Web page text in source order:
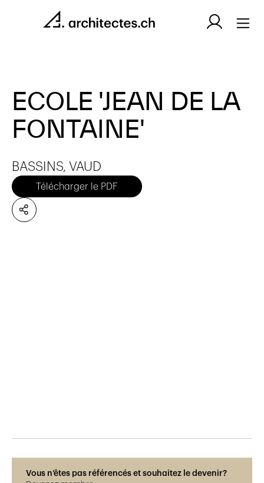
ECOLE 'JEAN DE LA
FONTAINE'
BASSINS, VAUD
Télécharger le PDF
Vous n’êtes pas référencés et souhaitez le devenir?